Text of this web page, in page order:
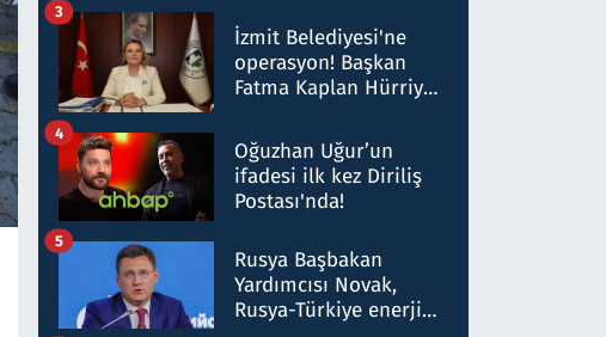
Milyar liralık para
trafiği tespit edildi
İzmit Belediyesi'ne
operasyon! Başkan
Fatma Kaplan Hürriyet
3
Oğuzhan Uğur’un
ifadesi ilk kez Diriliş
Postası'nda!
4
Rusya Başbakan
Yardımcısı Novak,
Rusya-Türkiye enerji
5